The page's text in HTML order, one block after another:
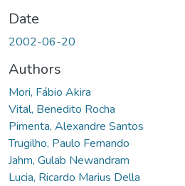
Date
2002-06-20
Authors
Mori, Fábio Akira
Vital, Benedito Rocha
Pimenta, Alexandre Santos
Trugilho, Paulo Fernando
Jahm, Gulab Newandram
Lucia, Ricardo Marius Della